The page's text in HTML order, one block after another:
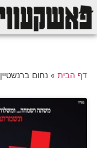
דף הבית » נחום ברנשטיין